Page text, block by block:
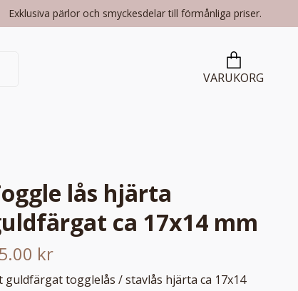
Exklusiva pärlor och smyckesdelar till förmånliga priser.
VARUKORG
lås hjärta
ca 17x14 mm
kr
guldfärgat togglelås / stavlås hjärta ca 17x14